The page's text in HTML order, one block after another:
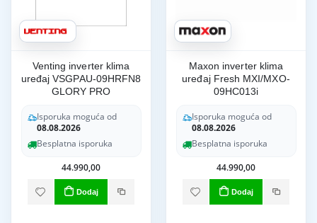
Venting inverter klima
uređaj VSGPAU-09HRFN8
GLORY PRO
Isporuka moguća od
08.08.2026
Besplatna isporuka
44.990,00
Dodaj
Maxon inverter klima
uređaj Fresh MXI/MXO-
09HC013i
Isporuka moguća od
08.08.2026
Besplatna isporuka
44.990,00
Dodaj